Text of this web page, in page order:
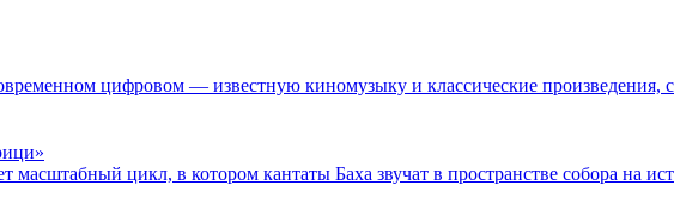
цифровом — известную киномузыку и классические произведения,
цикл, в котором кантаты Баха звучат в пространстве собора на